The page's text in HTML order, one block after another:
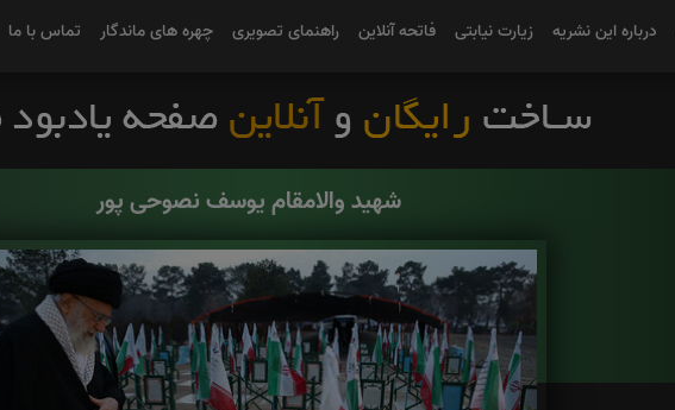
درباره این نشریه زیارت نیابتی فاتحه آنلاین راهنمای تصویری چهره های ماندگار تماس با ما
شهید والامقام یوسف نصوحی پور